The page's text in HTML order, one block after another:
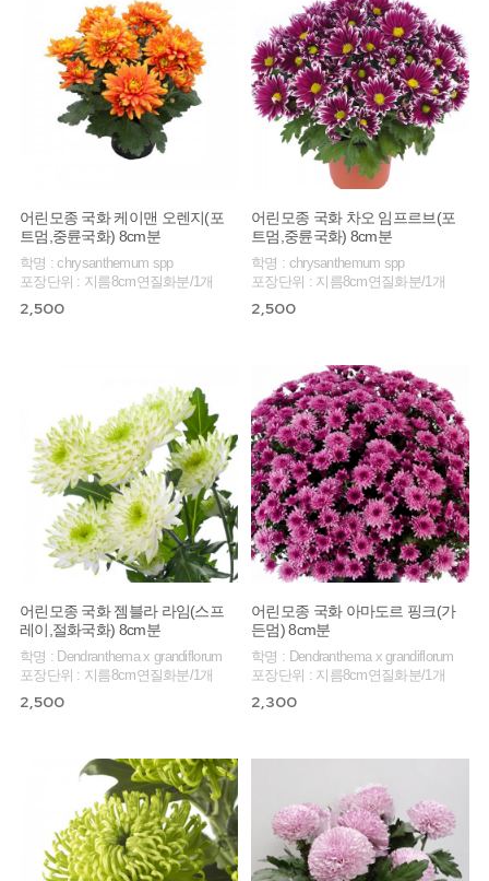
어린모종 국화 케이맨 오렌지(포
트멈,중륜국화) 8cm분
학명 : chrysanthemum spp
포장단위 : 지름8cm연질화분/1개
2,500
어린모종 국화 차오 임프르브(포
트멈,중륜국화) 8cm분
학명 : chrysanthemum spp
포장단위 : 지름8cm연질화분/1개
2,500
어린모종 국화 젬블라 라임(스프
레이,절화국화) 8cm분
학명 : Dendranthema x grandiflorum
포장단위 : 지름8cm연질화분/1개
2,500
어린모종 국화 아마도르 핑크(가
든멈) 8cm분
학명 : Dendranthema x grandiflorum
포장단위 : 지름8cm연질화분/1개
2,300